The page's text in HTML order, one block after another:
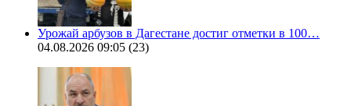
Урожай арбузов в Дагестане достиг отметки в 100…
04.08.2026 09:05 (23)